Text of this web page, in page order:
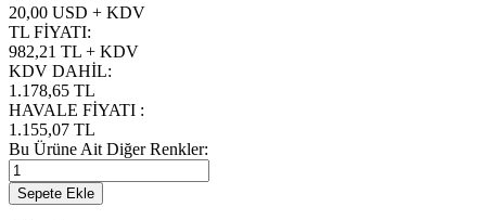
20,00 USD + KDV
TL FİYATI:
982,21 TL + KDV
KDV DAHİL:
1.178,65 TL
HAVALE FİYATI :
1.155,07 TL
Bu Ürüne Ait Diğer Renkler:
Sepete Ekle